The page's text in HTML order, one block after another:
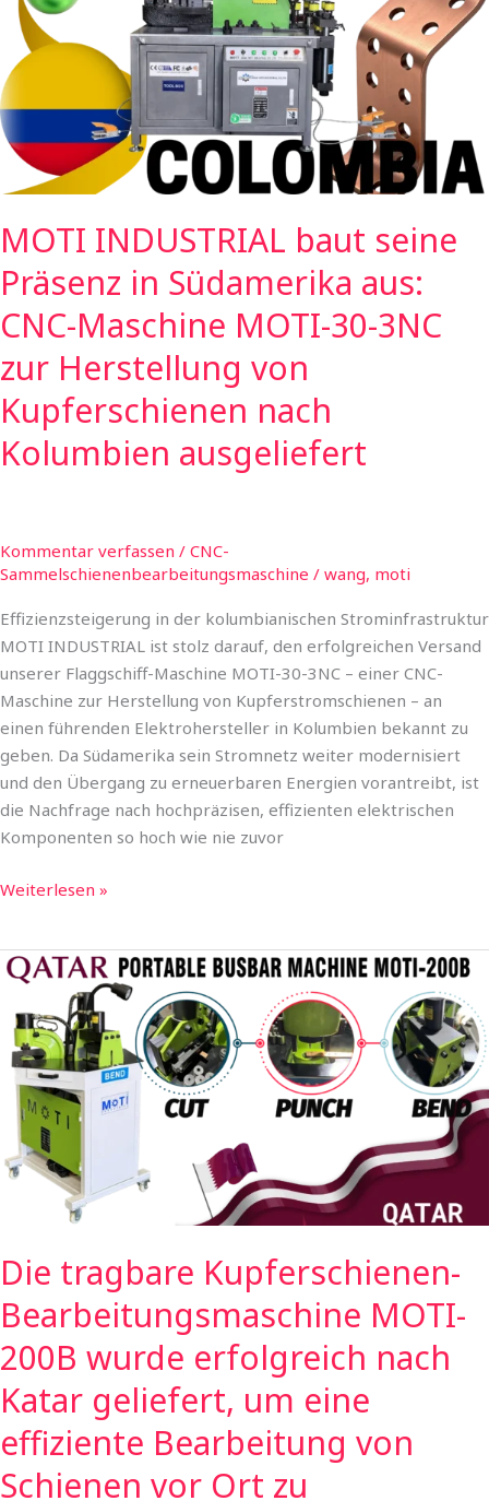
MOTI INDUSTRIAL baut seine
Präsenz in Südamerika aus:
CNC-Maschine MOTI-30-3NC
zur Herstellung von
Kupferschienen nach
Kolumbien ausgeliefert
Kommentar verfassen / CNC-
Sammelschienenbearbeitungsmaschine / wang, moti
Effizienzsteigerung in der kolumbianischen Strominfrastruktur
MOTI INDUSTRIAL ist stolz darauf, den erfolgreichen Versand
unserer Flaggschiff-Maschine MOTI-30-3NC – einer CNC-
Maschine zur Herstellung von Kupferstromschienen – an
einen führenden Elektrohersteller in Kolumbien bekannt zu
geben. Da Südamerika sein Stromnetz weiter modernisiert
und den Übergang zu erneuerbaren Energien vorantreibt, ist
die Nachfrage nach hochpräzisen, effizienten elektrischen
Komponenten so hoch wie nie zuvor
seine
Präsenz
in
Südamerika
aus:
CNC-
Maschine
30-
3NC
zur
Herstellung
von
Kupferschienen
nach
Kolumbien
ausgeliefert
Weiterlesen »
Die tragbare Kupferschienen-
Bearbeitungsmaschine MOTI-
200B wurde erfolgreich nach
Katar geliefert, um eine
effiziente Bearbeitung von
Schienen vor Ort zu
Die
tragbare
Kupferschienen-
Bearbeitungsmaschine
MOTI-
200B
wurde
erfolgreich
nach
um
eine
effiziente
Bearbeitung
von
Schienen
vor
Ort
zu